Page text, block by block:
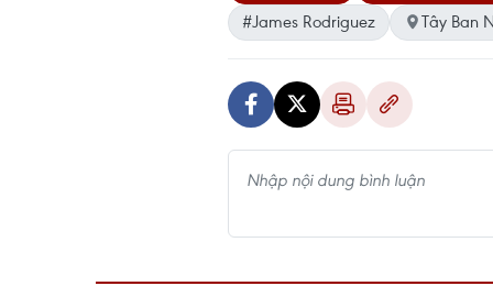
#James Rodriguez
Tây Ban